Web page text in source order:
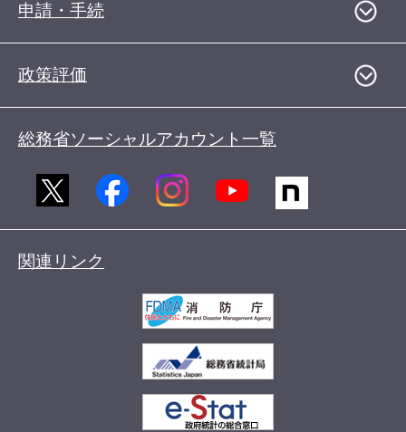
申請・手続
政策評価
総務省ソーシャルアカウント一覧
関連リンク